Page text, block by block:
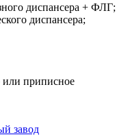
диспансера + ФЛГ;
диспансера;
приписное
завод